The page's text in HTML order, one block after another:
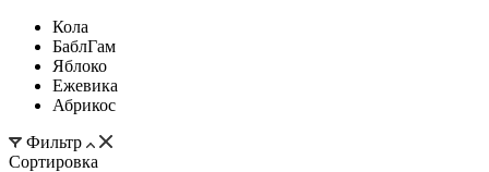
Кола
БаблГам
Яблоко
Ежевика
Абрикос
Фильтр
Сортировка